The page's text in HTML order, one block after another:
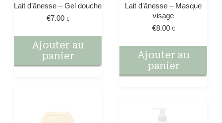
Lait d’ânesse – Gel douche
€7.00 €
Ajouter au
panier
Lait d’ânesse – Masque
visage
€8.00 €
Ajouter au
panier